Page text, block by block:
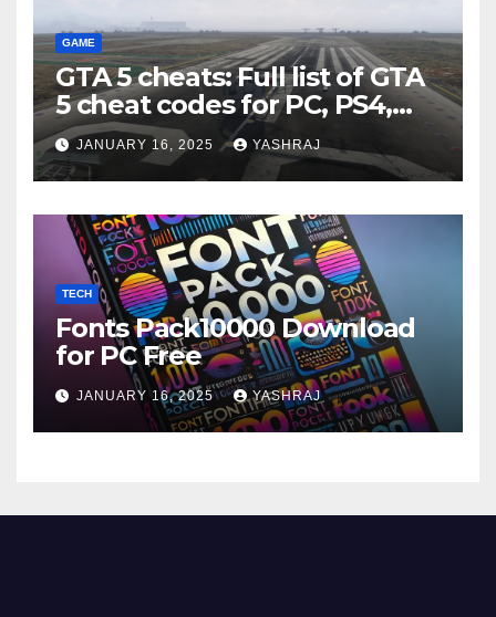
GAME
GTA 5 cheats: Full list of GTA
5 cheat codes for PC, PS4,
Xbox consoles in PDF FORM
JANUARY 16, 2025 YASHRAJ
TECH
Fonts Pack10000 Download
for PC Free
JANUARY 16, 2025 YASHRAJ